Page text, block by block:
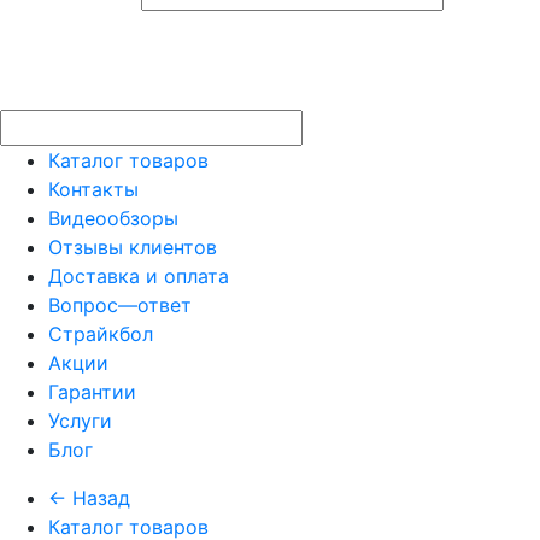
Каталог товаров
Контакты
Видеообзоры
Отзывы клиентов
Доставка и оплата
Вопрос—ответ
Страйкбол
Акции
Гарантии
Услуги
Блог
← Назад
Каталог товаров